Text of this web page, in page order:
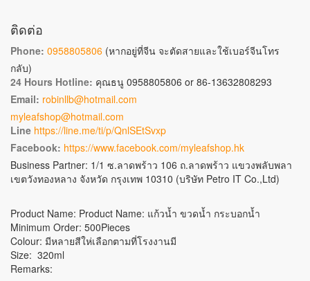
ติดต่อ
Phone: 0958805806 (หากอยู่ที่จีน จะตัดสายและใช้เบอร์จีนโทร
กลับ)
24 Hours Hotline: คุณธนู 0958805806 or 86-13632808293
Email: robinllb@hotmail.com
myleafshop@hotmail.com
Line https://line.me/ti/p/QnlSEtSvxp
Facebook: https://www.facebook.com/myleafshop.hk
Business Partner: 1/1 ซ.ลาดพร้าว 106 ถ.ลาดพร้าว แขวงพลับพลา
เขตวังทองหลาง จังหวัด กรุงเทพ 10310 (บริษัท Petro IT Co.,Ltd)
Product Name: Product Name: แก้วน้ำ ขวดน้ำ กระบอกน้ำ
Minimum Order: 500Pieces
Colour: มีหลายสีให่เลือกตามที่โรงงานมี
Size: 320ml
Remarks: